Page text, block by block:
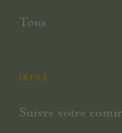
Tous
INFOS
Suivre votre